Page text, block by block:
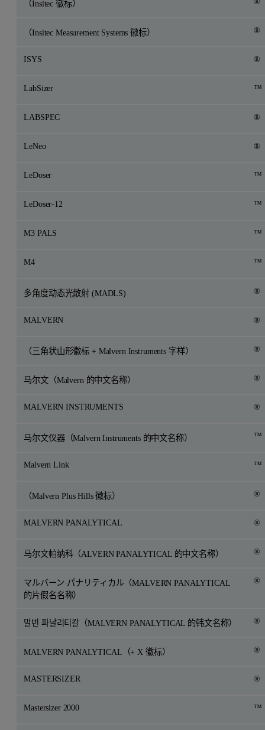
（Insitec 徽标）
（Insitec Measurement Systems 徽标） ®
ISYS ®
LabSizer ™
LABSPEC ®
LeNeo ®
LeDoser ™
LeDoser-12 ™
M3 PALS ™
M4 ™
多角度动态光散射 (MADLS) ®
MALVERN ®
（三角状山形徽标 + Malvern Instruments 字样） ®
马尔文（Malvern 的中文名称） ®
MALVERN INSTRUMENTS ®
马尔文仪器（Malvern Instruments 的中文名称） ™
Malvern Link ™
（Malvern Plus Hills 徽标） ®
MALVERN PANALYTICAL ®
马尔文帕纳科（ALVERN PANALYTICAL 的中文名称） ®
マルバーン·パナリティカル（MALVERN PANALYTICAL
的片假名名称）
®
말번 파날리티칼（MALVERN PANALYTICAL 的韩文名称） ®
MALVERN PANALYTICAL（+ X 徽标） ®
MASTERSIZER ®
Mastersizer 2000 ™